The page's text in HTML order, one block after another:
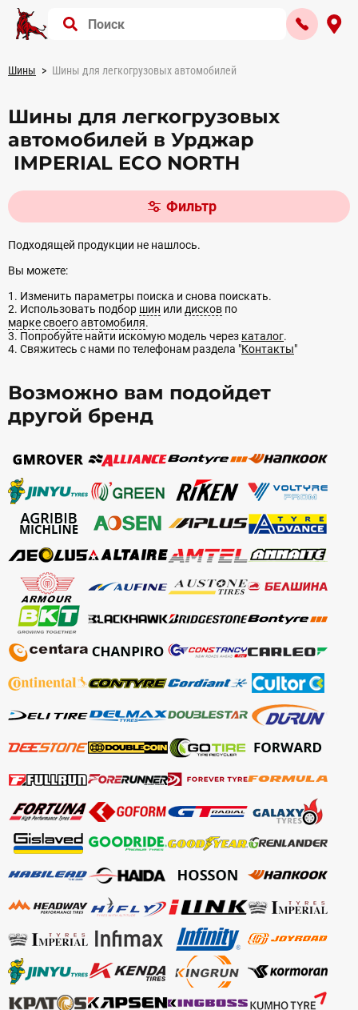
Шины Шины для легкогрузовых автомобилей
Шины для легкогрузовых
автомобилей в Урджар
IMPERIAL ECO NORTH
Фильтр
Подходящей продукции не нашлось.
Вы можете:
1. Изменить параметры поиска и снова поискать.
2. Использовать подбор шин или дисков по
марке своего автомобиля.
3. Попробуйте найти искомую модель через каталог.
4. Свяжитесь с нами по телефонам раздела "Контакты"
Возможно вам подойдет
другой бренд